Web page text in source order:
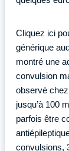
Cliquez ici
générique
montré une
convulsion
observé
jusqu’à 100
parfois être
convulsions,